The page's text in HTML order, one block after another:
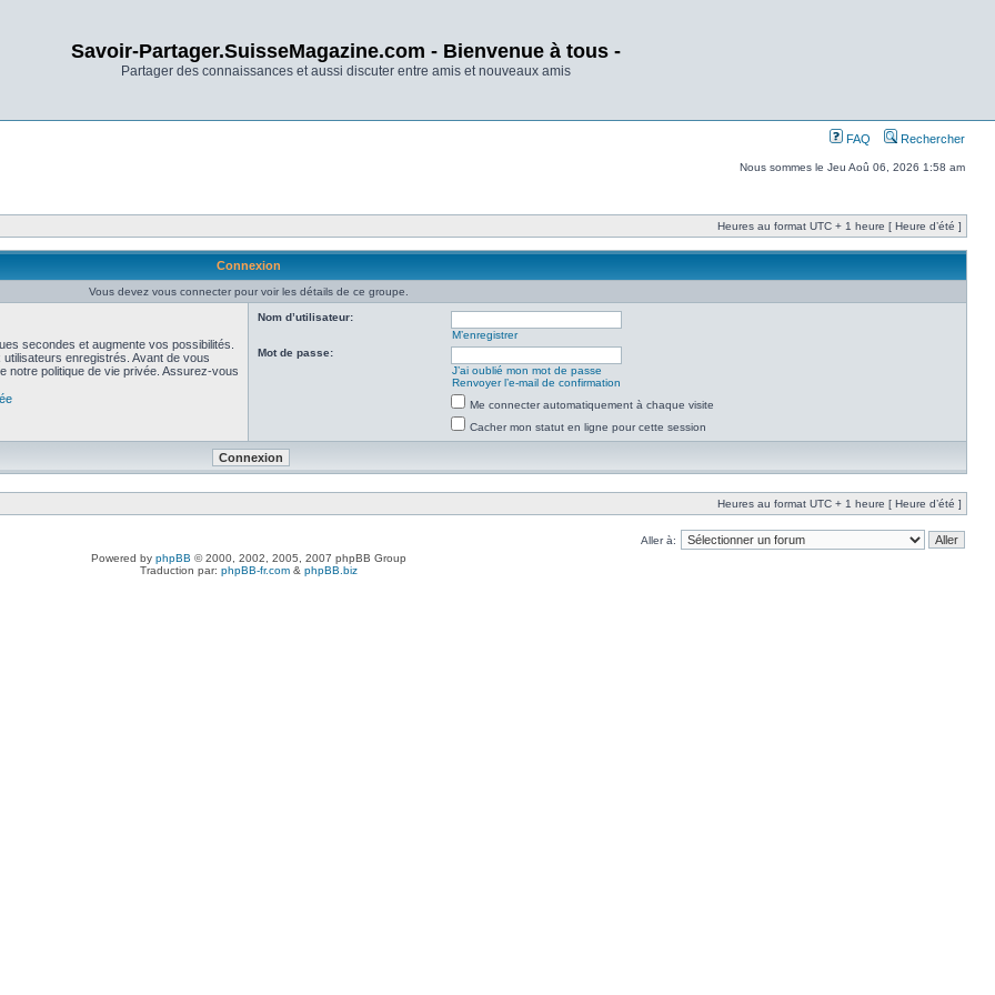
Savoir-Partager.SuisseMagazine.com - Bienvenue à tous -
Partager des connaissances et aussi discuter entre amis et nouveaux amis
FAQ Rechercher
Nous sommes le Jeu Aoû 06, 2026 1:58 am
Heures au format UTC + 1 heure [ Heure d’été ]
Connexion
Vous devez vous connecter pour voir les détails de ce groupe.
secondes et augmente vos possibilités.
enregistrés. Avant de vous
notre politique de vie privée. Assurez-vous
Nom d’utilisateur:
M’enregistrer
Mot de passe:
J’ai oublié mon mot de passe
Renvoyer l’e-mail de confirmation
Me connecter automatiquement à chaque visite
Cacher mon statut en ligne pour cette session
Heures au format UTC + 1 heure [ Heure d’été ]
Aller à:
Powered by phpBB © 2000, 2002, 2005, 2007 phpBB Group
Traduction par: phpBB-fr.com & phpBB.biz